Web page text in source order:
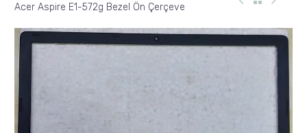
Acer Aspire E1-572g Bezel Ön Çerçeve